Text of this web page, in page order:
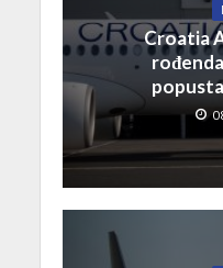
Croatia